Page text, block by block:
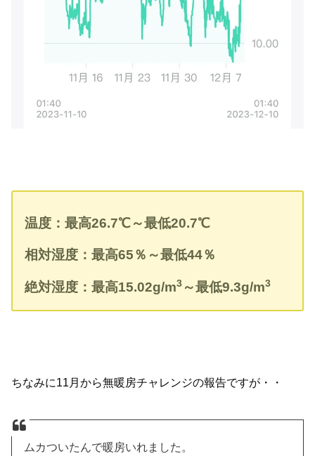
温度：最高26.7℃～最低20.7℃
相対湿度：最高65％～最低44％
絶対湿度：最高15.02g/m3 ～最低9.3g/m3
ちなみに11月から無暖房チャレンジの報告ですが・・
ムカついたんで暖房いれました。